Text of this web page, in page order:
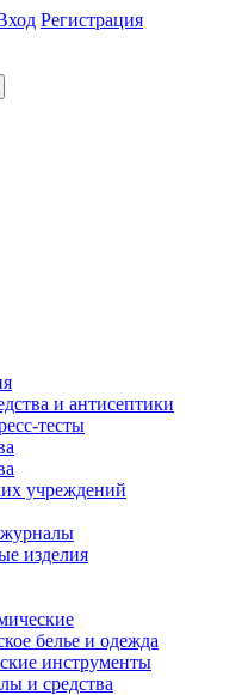
Регистрация
и антисептики
тесты
учреждений
изделия
белье и одежда
инструменты
и средства